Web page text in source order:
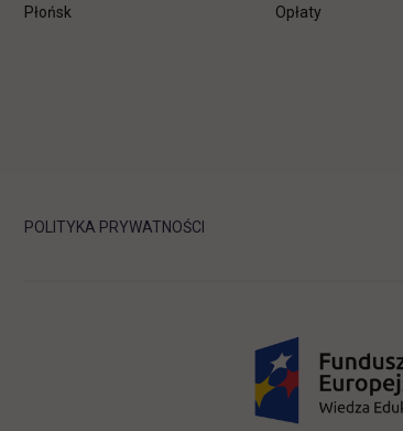
Płońsk Opłaty
POLITYKA PRYWATNOŚCI